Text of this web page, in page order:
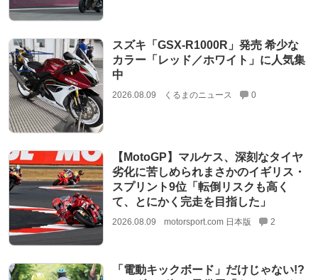
スズキ「GSX-R1000R」発売 希少な
カラー「レッド／ホワイト」に人気集
中
2026.08.09 くるまのニュース 0
【MotoGP】マルケス、深刻なタイヤ
劣化に苦しめられまさかのイギリス・
スプリント9位「転倒リスクも高く
て、とにかく完走を目指した」
2026.08.09 motorsport.com 日本版 2
「電動キックボード」だけじゃない!?